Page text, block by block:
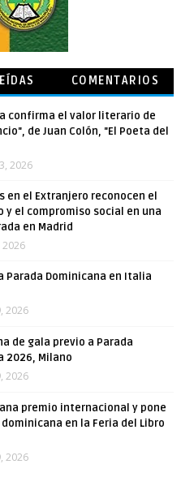
COMENTARIOS
confirma el valor literario de
de Juan Colón, "El Poeta del
2026
en el Extranjero reconocen el
el compromiso social en una
en Madrid
2026
Parada Dominicana en Italia
2026
de gala previo a Parada
2026, Milano
2026
premio internacional y pone
en la Feria del Libro
2026